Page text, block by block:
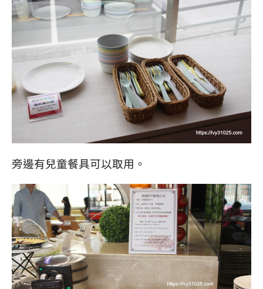
旁邊有兒童餐具可以取用。